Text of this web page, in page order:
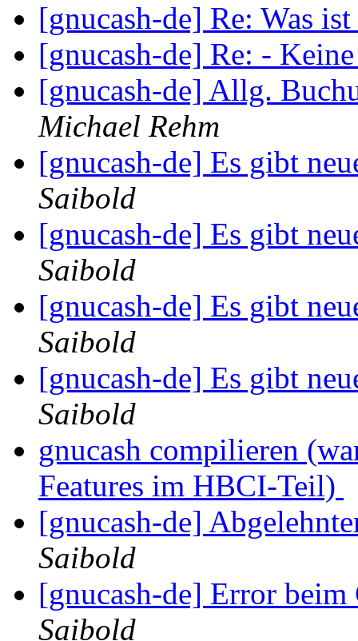
[gnucash-de] Re: Was
[gnucash-de] Re: -
[gnucash-de] Allg.
Michael Rehm
[gnucash-de] Es gibt
Saibold
[gnucash-de] Es gibt
Saibold
[gnucash-de] Es gibt
Saibold
[gnucash-de] Es gibt
Saibold
gnucash compilieren
Features im HBCI-Teil)
[gnucash-de]
Saibold
[gnucash-de] Error
Saibold